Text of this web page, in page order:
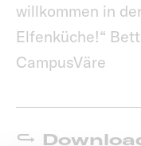
willkommen in
Elfenküche!“
CampusVäre